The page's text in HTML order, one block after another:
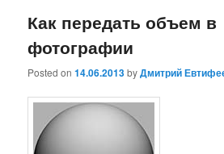
Как передать объем в
фотографии
Posted on14.06.2013byДмитрий